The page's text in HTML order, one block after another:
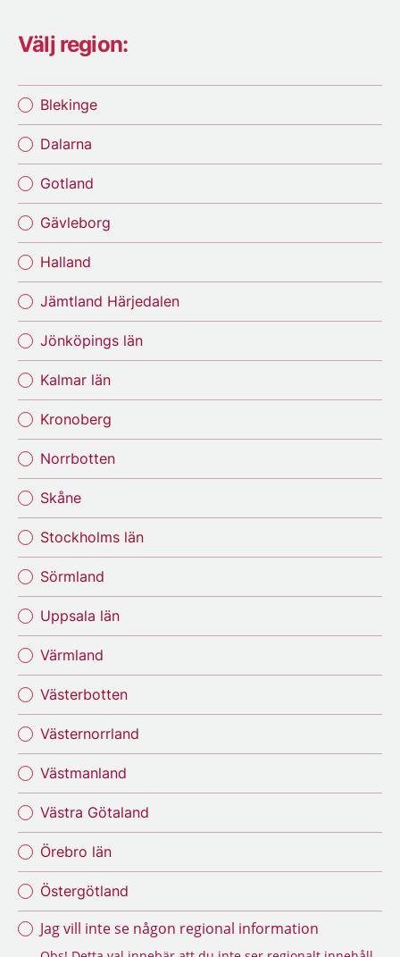
Välj region:
Blekinge
Dalarna
Gotland
Gävleborg
Halland
Jämtland Härjedalen
Jönköpings län
Kalmar län
Kronoberg
Norrbotten
Skåne
Stockholms län
Sörmland
Uppsala län
Värmland
Västerbotten
Västernorrland
Västmanland
Västra Götaland
Örebro län
Östergötland
Jag vill inte se någon regional information